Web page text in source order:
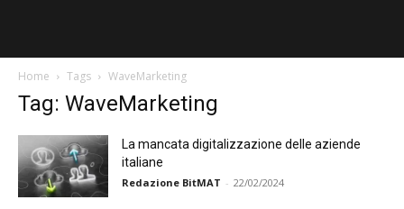
Home Tags WaveMarketing
Tag: WaveMarketing
La mancata digitalizzazione delle aziende
italiane
Redazione BitMAT - 22/02/2024